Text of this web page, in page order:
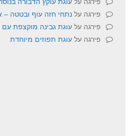
פירגה על נתחי חזה עוף ובטטה –
פירגה על עוגת גבינה מוקצפת
פירגה על עוגת תפוזים מיוחדת